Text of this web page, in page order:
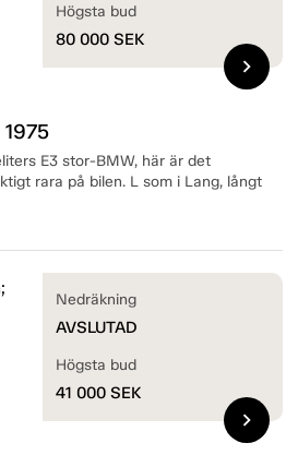
E3 stor-BMW, här är det
rara på bilen. L som i Lang, långt
Högsta bud
80 000 SEK
chevron_right
Nedräkning
AVSLUTAD
Högsta bud
41 000 SEK
chevron_right